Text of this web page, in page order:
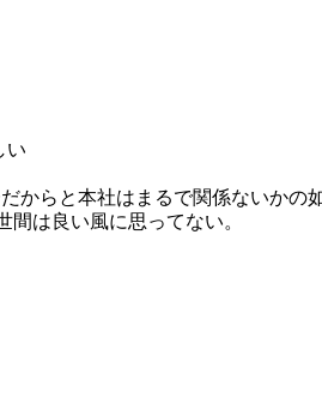
い
からと本社はまるで関係ないかの
は良い風に思ってない。